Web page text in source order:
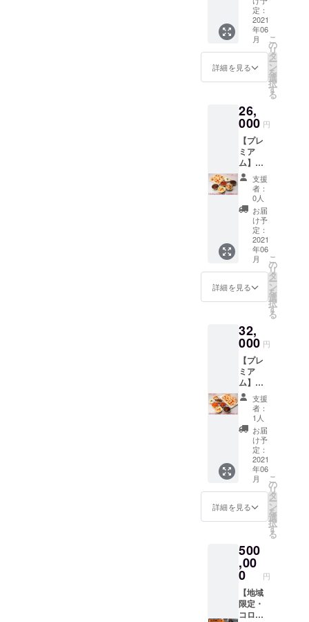
でお召
し上が
りいた
だけま
す。 サ
イズも
直径約
７イン
お一人
様でも
お召し
上がり
いただ
きやす
い大き
さに
なって
おりま
す。 ヤ
マト運
輸の
クール
冷凍便
にてお
届け致
しま
す。
とチキ
ンのラ
タトゥ
イユ ・
海の幸
ライス
老の茸
クリー
ムソー
ス ・お
一人様
ピッ
ツァ/マ
ルゲ
リータ
（４枚
セッ
ト） 以
上の６
種セッ
トで
マト運
輸の
にてお
届け致
しま
す。
ボック
スのお
料理
も、今
回限定
のお料
わえる
唯一の
コース
です。
・シェ
フ拘り
のビー
フシ
チュー
・小海
老とコ
ンキリ
エ・
ピッコ
レ ・彩
り野菜
とチキ
海の幸
ライス
グラタ
ン ・鮭
と小海
老の茸
クリー
ムソー
ス ・小
海老の
チリ
ソース
煮 ・和
風豚ば
ら肉の
お一人
様ピッ
リータ
（６枚
セッ
ト！）
以上の
８種
セット
コース
(送料込)
「プレ
ミアム
ファミ
リー
セット
10000
ス」を
６月中
にお届
け致し
ます。
さら
に、
「プレ
ミアム
ファミ
リー
セット
10000
円コー
ス」を
１０月
３１日
にちに
もう一
度お届
け致し
ます。
このプ
ロジェ
クト限
定の商
品が、
二度お
楽しみ
いただ
ける得
なコー
スで
す！
定：
2021
年06
月
詳細を見る
こ
の
リ
タ
ー
ン
を
選
択
す
る
26,
000 円
【プレ
ミア
ム】
ファミ
リー
セット
13,000
円W
コース
(送料込)
「プレ
ミアム
ファミ
リー
セット
13000
ス」を
６月中
にお届
け致し
ます。
さら
に、
「プレ
ミアム
ファミ
リー
セット
13000
円コー
ス」を
１０月
３１日
にちに
もう一
度お届
け致し
ます。
このプ
ロジェ
支援
者：
0人
お届
け予
定：
2021
年06
月
詳細を見る
こ
の
リ
タ
ー
ン
を
選
択
す
る
32,
000 円
【プレ
ミア
ム】
ファミ
リー
セット
16,000
円W
コース
(送料込)
「プレ
ミアム
ファミ
リー
セット
16000
ス」を
６月中
にお届
け致し
ます。
さら
に、
支援
者：
1人
お届
け予
定：
2021
年06
月
詳細を見る
こ
の
リ
タ
ー
ン
を
選
択
す
る
500
,00
0 円
【地域
限定・
コロナ